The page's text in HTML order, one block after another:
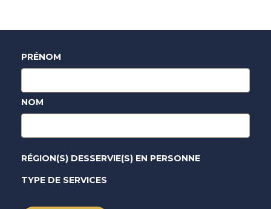
PRÉNOM
NOM
RÉGION(S) DESSERVIE(S) EN PERSONNE
TYPE DE SERVICES